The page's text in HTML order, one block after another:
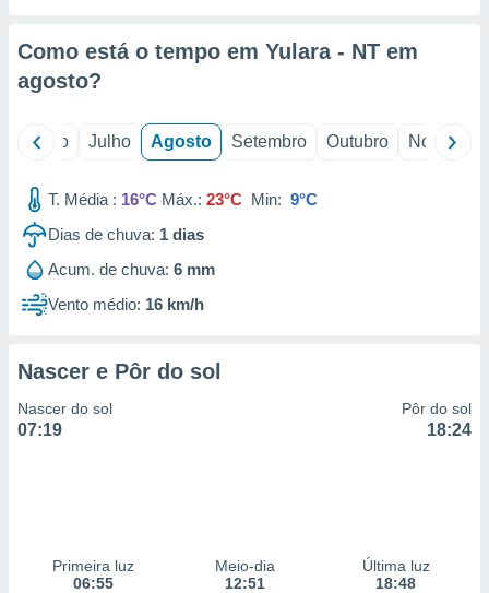
através
estudos
de
Como está o tempo em Yulara - NT em
agosto?
Junho Julho Agosto Setembro Outubro Novembro
T. Média : 16°C Máx.: 23°C Min: 9°C
Dias de chuva: 1 dias
Acum. de chuva: 6 mm
Vento médio: 16 km/h
Nascer e Pôr do sol
Nascer do sol
07:19
Pôr do sol
18:24
Primeira luz
06:55
Meio-dia
12:51
Última luz
18:48